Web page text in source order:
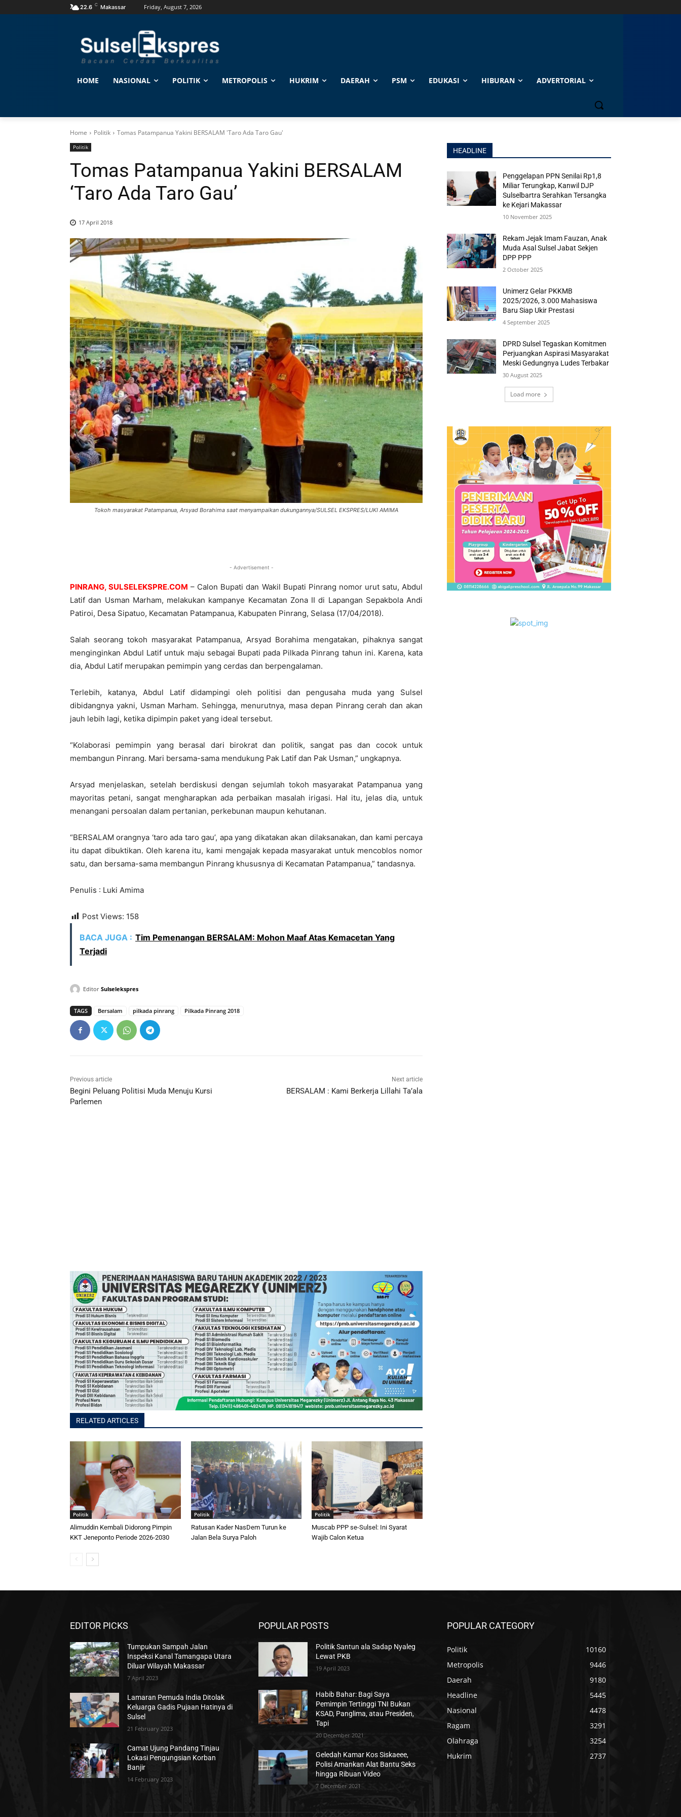
22.6 C Makassar Friday, August 7, 2026
HOME NASIONAL POLITIK METROPOLIS HUKRIM DAERAH PSM EDUKASI HIBURAN ADVERTORIAL
Home Politik Tomas Patampanua Yakini BERSALAM 'Taro Ada Taro Gau'
Politik
Tomas Patampanua Yakini BERSALAM
‘Taro Ada Taro Gau’
17 April 2018
Tokoh masyarakat Patampanua, Arsyad Borahima saat menyampaikan dukungannya/SULSEL EKSPRES/LUKI AMIMA
- Advertisement -
PINRANG, SULSELEKSPRE.COM – Calon Bupati dan Wakil Bupati Pinrang nomor urut satu, Abdul
Latif dan Usman Marham, melakukan kampanye Kecamatan Zona II di Lapangan Sepakbola Andi
Patiroi, Desa Sipatuo, Kecamatan Patampanua, Kabupaten Pinrang, Selasa (17/04/2018).
Salah seorang tokoh masyarakat Patampanua, Arsyad Borahima mengatakan, pihaknya sangat
menginginkan Abdul Latif untuk maju sebagai Bupati pada Pilkada Pinrang tahun ini. Karena, kata
dia, Abdul Latif merupakan pemimpin yang cerdas dan berpengalaman.
Terlebih, katanya, Abdul Latif didampingi oleh politisi dan pengusaha muda yang Sulsel
dibidangnya yakni, Usman Marham. Sehingga, menurutnya, masa depan Pinrang cerah dan akan
jauh lebih lagi, ketika dipimpin paket yang ideal tersebut.
“Kolaborasi pemimpin yang berasal dari birokrat dan politik, sangat pas dan cocok untuk
membangun Pinrang. Mari bersama-sama mendukung Pak Latif dan Pak Usman,” ungkapnya.
Arsyad menjelaskan, setelah berdiskusi dengan sejumlah tokoh masyarakat Patampanua yang
mayoritas petani, sangat mengharapkan ada perbaikan masalah irigasi. Hal itu, jelas dia, untuk
menangani persoalan dalam pertanian, perkebunan maupun kehutanan.
“BERSALAM orangnya ‘taro ada taro gau’, apa yang dikatakan akan dilaksanakan, dan kami percaya
itu dapat dibuktikan. Oleh karena itu, kami mengajak kepada masyarakat untuk mencoblos nomor
satu, dan bersama-sama membangun Pinrang khususnya di Kecamatan Patampanua,” tandasnya.
Penulis : Luki Amima
Post Views: 158
BACA JUGA : Tim Pemenangan BERSALAM: Mohon Maaf Atas Kemacetan Yang
Terjadi
Editor Sulselekspres
TAGS Bersalam pilkada pinrang Pilkada Pinrang 2018
Previous article
Begini Peluang Politisi Muda Menuju Kursi
Parlemen
Next article
BERSALAM : Kami Berkerja Lillahi Ta’ala
RELATED ARTICLES
Politik
Alimuddin Kembali Didorong Pimpin
KKT Jeneponto Periode 2026-2030
Politik
Ratusan Kader NasDem Turun ke
Jalan Bela Surya Paloh
Politik
Muscab PPP se-Sulsel: Ini Syarat
Wajib Calon Ketua
HEADLINE
Penggelapan PPN Senilai Rp1,8
Miliar Terungkap, Kanwil DJP
Sulselbartra Serahkan Tersangka
ke Kejari Makassar
10 November 2025
Rekam Jejak Imam Fauzan, Anak
Muda Asal Sulsel Jabat Sekjen
DPP PPP
2 October 2025
Unimerz Gelar PKKMB
2025/2026, 3.000 Mahasiswa
Baru Siap Ukir Prestasi
4 September 2025
DPRD Sulsel Tegaskan Komitmen
Perjuangkan Aspirasi Masyarakat
Meski Gedungnya Ludes Terbakar
30 August 2025
Load more
EDITOR PICKS
Tumpukan Sampah Jalan
Inspeksi Kanal Tamangapa Utara
Diluar Wilayah Makassar
7 April 2023
Lamaran Pemuda India Ditolak
Keluarga Gadis Pujaan Hatinya di
Sulsel
21 February 2023
Camat Ujung Pandang Tinjau
Lokasi Pengungsian Korban
Banjir
14 February 2023
POPULAR POSTS
Politik Santun ala Sadap Nyaleg
Lewat PKB
19 April 2023
Habib Bahar: Bagi Saya
Pemimpin Tertinggi TNI Bukan
KSAD, Panglima, atau Presiden,
Tapi
20 December 2021
Geledah Kamar Kos Siskaeee,
Polisi Amankan Alat Bantu Seks
hingga Ribuan Video
7 December 2021
POPULAR CATEGORY
Politik
10160
Metropolis
9446
Daerah
9180
Headline
5445
Nasional
4478
Ragam
3291
Olahraga
3254
Hukrim
2737